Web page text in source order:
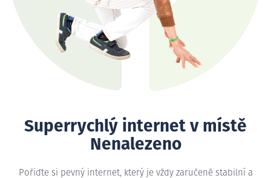
Superrychlý internet v místě
Nenalezeno
Pořiďte si pevný internet, který je vždy zaručeně stabilní a